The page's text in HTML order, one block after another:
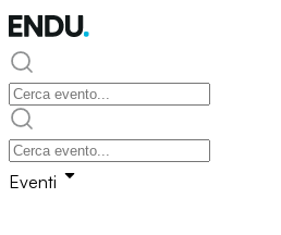
Eventi